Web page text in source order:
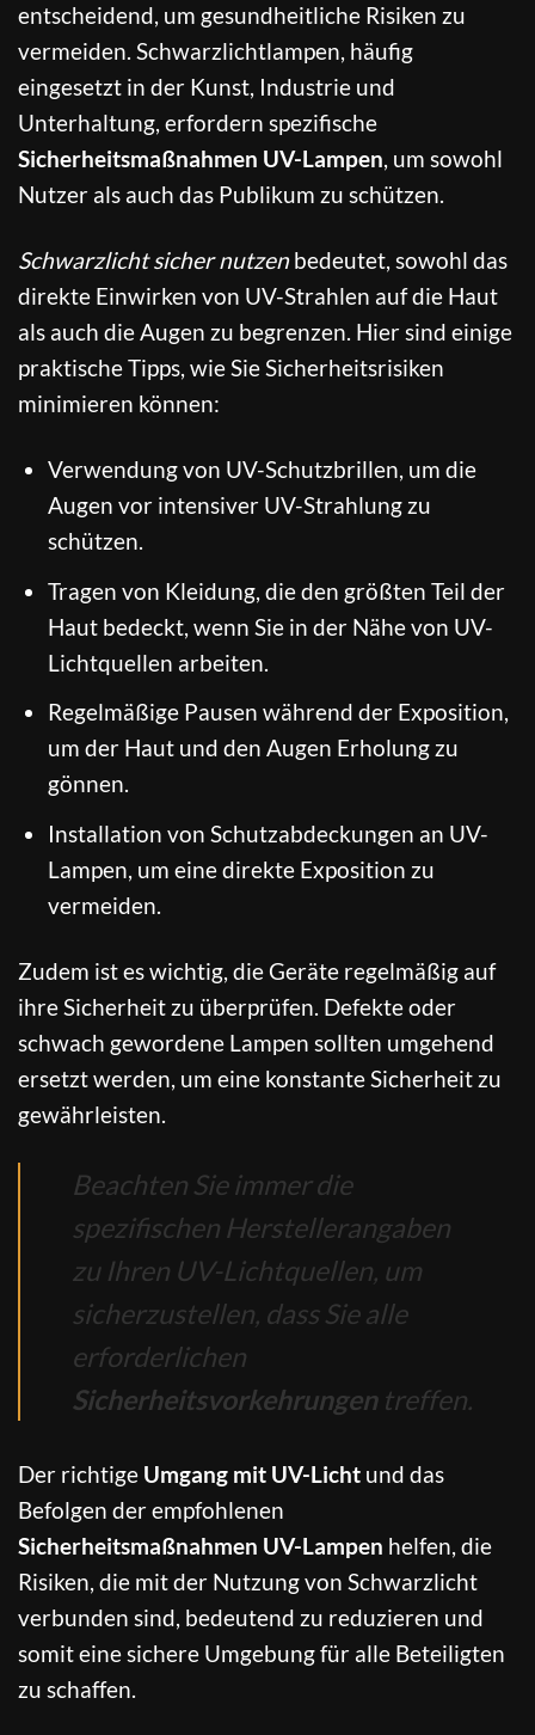
entscheidend, um gesundheitliche Risiken zu
vermeiden. Schwarzlichtlampen, häufig
eingesetzt in der Kunst, Industrie und
Unterhaltung, erfordern spezifische
Sicherheitsmaßnahmen UV-Lampen, um sowohl
Nutzer als auch das Publikum zu schützen.
Schwarzlicht sicher nutzenbedeutet, sowohl das
direkte Einwirken von UV-Strahlen auf die Haut
als auch die Augen zu begrenzen. Hier sind einige
praktische Tipps, wie Sie Sicherheitsrisiken
minimieren können:
Verwendung von UV-Schutzbrillen, um die
Augen vor intensiver UV-Strahlung zu
schützen.
Tragen von Kleidung, die den größten Teil der
Haut bedeckt, wenn Sie in der Nähe von UV-
Lichtquellen arbeiten.
Regelmäßige Pausen während der Exposition,
um der Haut und den Augen Erholung zu
gönnen.
Installation von Schutzabdeckungen an UV-
Lampen, um eine direkte Exposition zu
vermeiden.
Zudem ist es wichtig, die Geräte regelmäßig auf
ihre Sicherheit zu überprüfen. Defekte oder
schwach gewordene Lampen sollten umgehend
ersetzt werden, um eine konstante Sicherheit zu
gewährleisten.
Beachten Sie immer die
spezifischen Herstellerangaben
zu Ihren UV-Lichtquellen, um
sicherzustellen, dass Sie alle
erforderlichen
Sicherheitsvorkehrungentreffen.
Der richtige Umgang mit UV-Licht und das
Befolgen der empfohlenen
Sicherheitsmaßnahmen UV-Lampen helfen, die
Risiken, die mit der Nutzung von Schwarzlicht
verbunden sind, bedeutend zu reduzieren und
somit eine sichere Umgebung für alle Beteiligten
zu schaffen.